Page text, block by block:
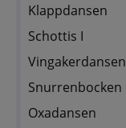
Klappdansen
Schottis I
Vingakerdansen
Snurrenbocken
Oxadansen